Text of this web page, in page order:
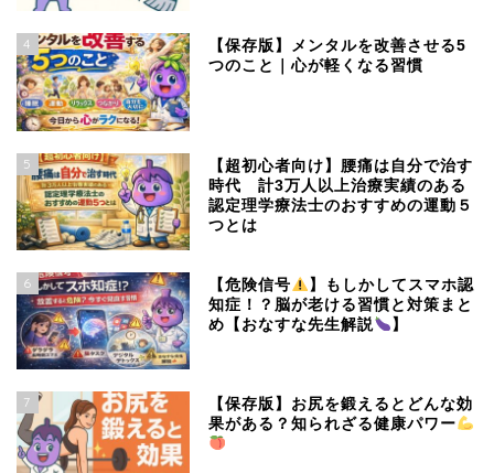
4
【保存版】メンタルを改善させる5
つのこと｜心が軽くなる習慣
5
【超初心者向け】腰痛は自分で治す
時代 計3万人以上治療実績のある
認定理学療法士のおすすめの運動５
つとは
6 【危険信号
】もしかしてスマホ認
知症！？脳が老ける習慣と対策まと
め【おなすな先生解説
】
7
【保存版】お尻を鍛えるとどんな効
果がある？知られざる健康パワー